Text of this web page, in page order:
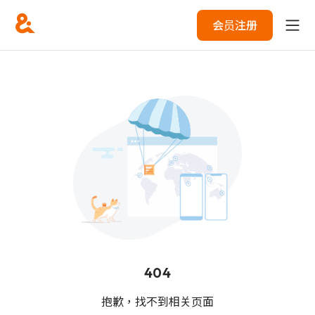
会员注册
404
抱歉，找不到相关页面